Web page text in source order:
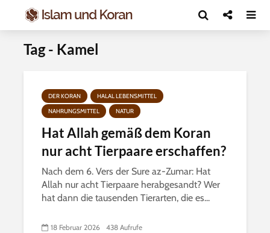
Tag - Kamel
DER KORAN
HALAL LEBENSMITTEL
NAHRUNGSMITTEL
NATUR
Hat Allah gemäß dem Koran
nur acht Tierpaare erschaffen?
Nach dem 6. Vers der Sure az-Zumar: Hat
Allah nur acht Tierpaare herabgesandt? Wer
hat dann die tausenden Tierarten, die es...
18 Februar 2026 438 Aufrufe